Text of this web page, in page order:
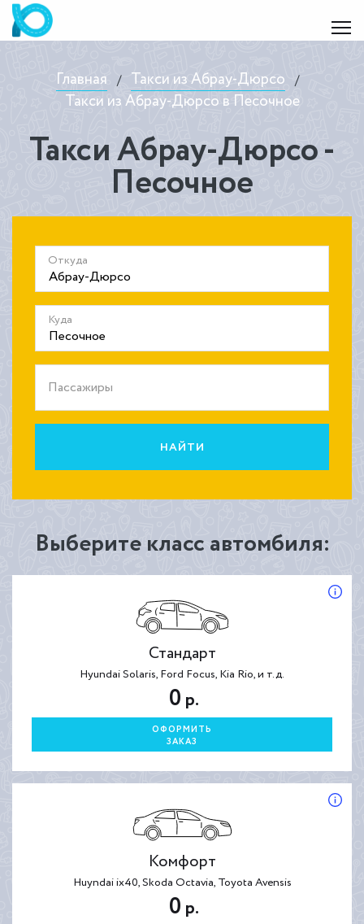
Главная / Такси из Абрау-Дюрсо /
Такси из Абрау-Дюрсо в Песочное
Такси Абрау-Дюрсо -
Песочное
Откуда
Куда
Пассажиры
НАЙТИ
Выберите класс автомбиля:
Стандарт
Hyundai Solaris, Ford Focus, Kia Rio, и т.д.
0 р.
ОФОРМИТЬ
ЗАКАЗ
Комфорт
Huyndai ix40, Skoda Octavia, Toyota Avensis
0 р.